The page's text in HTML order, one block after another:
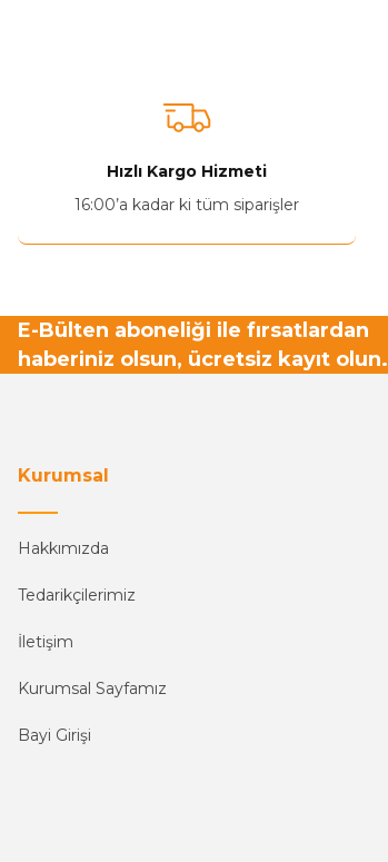
Ürün açıklamasında eksik bilgiler bulunuyor.
Ürün fiyatı diğer sitelerden daha pahalı.
Hızlı Kargo Hizmeti
16:00’a kadar ki tüm siparişler
E-Bülten aboneliği ile fırsatlardan
haberiniz olsun, ücretsiz kayıt olun.
Kurumsal
Hakkımızda
Tedarikçilerimiz
İletişim
Kurumsal Sayfamız
Bayi Girişi